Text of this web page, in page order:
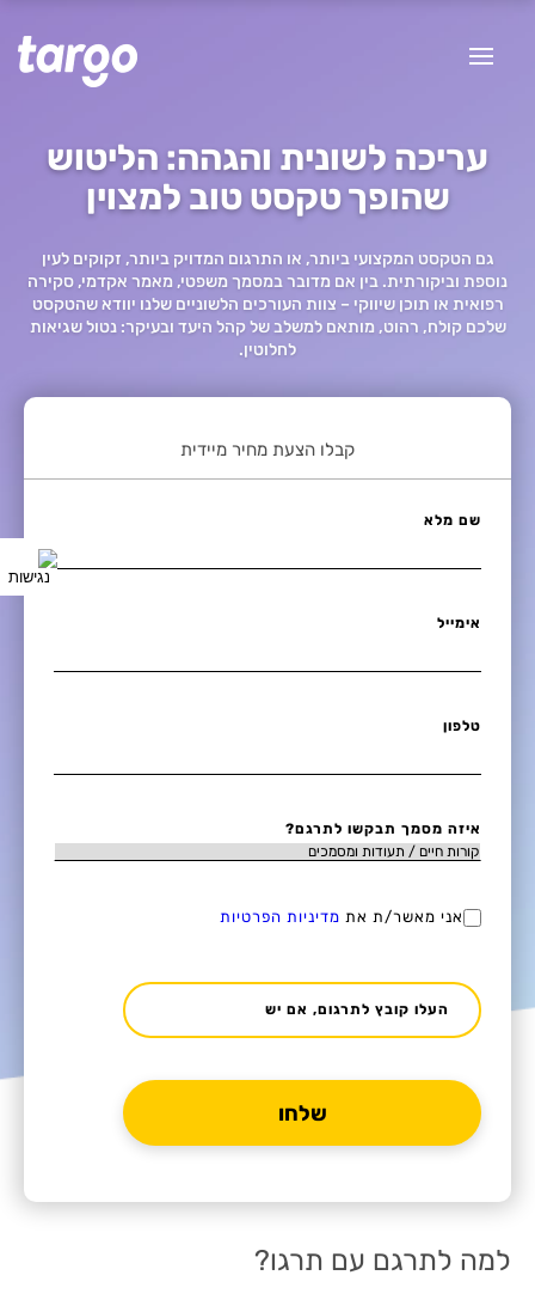
עריכה לשונית והגהה: הליטוש
שהופך טקסט טוב למצוין
גם הטקסט המקצועי ביותר, או התרגום המדויק ביותר, זקוקים לעין
נוספת וביקורתית. בין אם מדובר במסמך משפטי, מאמר אקדמי, סקירה
רפואית או תוכן שיווקי – צוות העורכים הלשוניים שלנו יוודא שהטקסט
שלכם קולח, רהוט, מותאם למשלב של קהל היעד ובעיקר: נטול שגיאות
לחלוטין.
קבלו הצעת מחיר מיידית
שם מלא
אימייל
טלפון
איזה מסמך תבקשו לתרגם?
אני מאשר/ת את מדיניות הפרטיות
העלו קובץ לתרגום, אם יש
למה לתרגם עם תרגו?